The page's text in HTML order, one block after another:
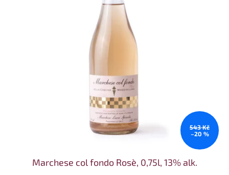
543 Kč
–20 %
Marchese col fondo Rosè, 0,75l, 13% alk.